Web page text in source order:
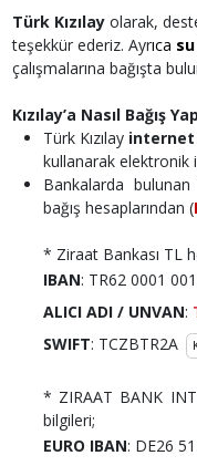
Türk Kızılayolarak,
teşekkür ederiz. ​Ayrıca
çalışmalarına bağışta
Kızılay’a Nasıl Bağış
Türk Kızılayinternet
kullanarak elektronik
Bankalarda
bağış hesaplarından (
* Ziraat Bankası TL
IBAN: TR62 0001
ALICI ADI / UNVAN:
SWIFT: TCZBTR2A
* ZIRAAT BANK
bilgileri;
EURO IBAN: DE26